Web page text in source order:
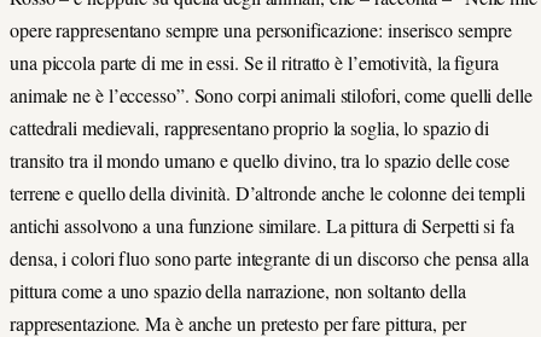
opere rappresentano sempre una personificazione: inserisco sempre
una piccola parte di me in essi. Se il ritratto è l’emotività, la figura
animale ne è l’eccesso”. Sono corpi animali stilofori, come quelli delle
cattedrali medievali, rappresentano proprio la soglia, lo spazio di
transito tra il mondo umano e quello divino, tra lo spazio delle cose
terrene e quello della divinità. D’altronde anche le colonne dei templi
antichi assolvono a una funzione similare. La pittura di Serpetti si fa
densa, i colori fluo sono parte integrante di un discorso che pensa alla
pittura come a uno spazio della narrazione, non soltanto della
rappresentazione. Ma è anche un pretesto per fare pittura, per